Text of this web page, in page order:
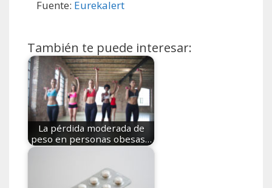
Fuente: Eurekalert
También te puede interesar:
La pérdida moderada de
peso en personas obesas…